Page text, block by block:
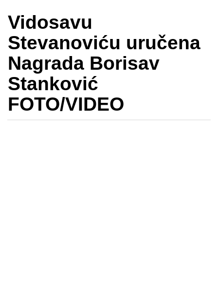
Vidosavu
Stevanoviću uručena
Nagrada Borisav
Stanković
FOTO/VIDEO